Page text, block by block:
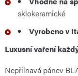
sklokeramické
Vyrobeno v
Luxusní vaření
Nepřilnavá pánev